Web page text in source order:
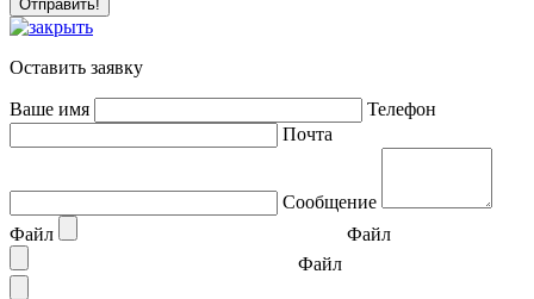
Оставить заявку
Ваше имя
Телефон
Почта
Сообщение
Файл
Файл
Файл